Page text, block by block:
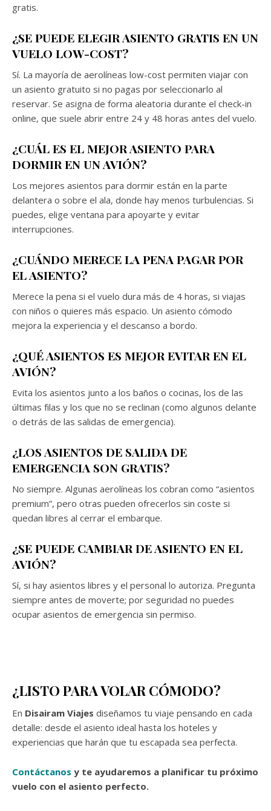
gratis.
¿SE PUEDE ELEGIR ASIENTO GRATIS EN UN
VUELO LOW-COST?
Sí. La mayoría de aerolíneas low-cost permiten viajar con
un asiento gratuito si no pagas por seleccionarlo al
reservar. Se asigna de forma aleatoria durante el check-in
online, que suele abrir entre 24 y 48 horas antes del vuelo.
¿CUÁL ES EL MEJOR ASIENTO PARA
DORMIR EN UN AVIÓN?
Los mejores asientos para dormir están en la parte
delantera o sobre el ala, donde hay menos turbulencias. Si
puedes, elige ventana para apoyarte y evitar
interrupciones.
¿CUÁNDO MERECE LA PENA PAGAR POR
EL ASIENTO?
Merece la pena si el vuelo dura más de 4 horas, si viajas
con niños o quieres más espacio. Un asiento cómodo
mejora la experiencia y el descanso a bordo.
¿QUÉ ASIENTOS ES MEJOR EVITAR EN EL
AVIÓN?
Evita los asientos junto a los baños o cocinas, los de las
últimas filas y los que no se reclinan (como algunos delante
o detrás de las salidas de emergencia).
¿LOS ASIENTOS DE SALIDA DE
EMERGENCIA SON GRATIS?
No siempre. Algunas aerolíneas los cobran como “asientos
premium”, pero otras pueden ofrecerlos sin coste si
quedan libres al cerrar el embarque.
¿SE PUEDE CAMBIAR DE ASIENTO EN EL
AVIÓN?
Sí, si hay asientos libres y el personal lo autoriza. Pregunta
siempre antes de moverte; por seguridad no puedes
ocupar asientos de emergencia sin permiso.
¿LISTO PARA VOLAR CÓMODO?
En Disairam Viajes diseñamos tu viaje pensando en cada
detalle: desde el asiento ideal hasta los hoteles y
experiencias que harán que tu escapada sea perfecta.
Contáctanos y te ayudaremos a planificar tu próximo
vuelo con el asiento perfecto.